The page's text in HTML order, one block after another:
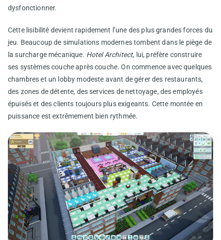
dysfonctionner.
Cette lisibilité devient rapidement l’une des plus grandes forces du
jeu. Beaucoup de simulations modernes tombent dans le piège de
la surcharge mécanique. Hotel Architect, lui, préfère construire
ses systèmes couche après couche. On commence avec quelques
chambres et un lobby modeste avant de gérer des restaurants,
des zones de détente, des services de nettoyage, des employés
épuisés et des clients toujours plus exigeants. Cette montée en
puissance est extrêmement bien rythmée.